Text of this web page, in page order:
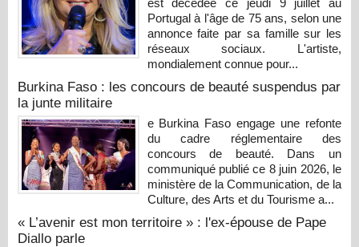
est décédée ce jeudi 9 juillet au
Portugal à l'âge de 75 ans, selon une
annonce faite par sa famille sur les
réseaux sociaux. L'artiste,
mondialement connue pour...
Burkina Faso : les concours de beauté suspendus par
la junte militaire
e Burkina Faso engage une refonte
du cadre réglementaire des
concours de beauté. Dans un
communiqué publié ce 8 juin 2026, le
ministère de la Communication, de la
Culture, des Arts et du Tourisme a...
« L’avenir est mon territoire » : l'ex-épouse de Pape
Diallo parle